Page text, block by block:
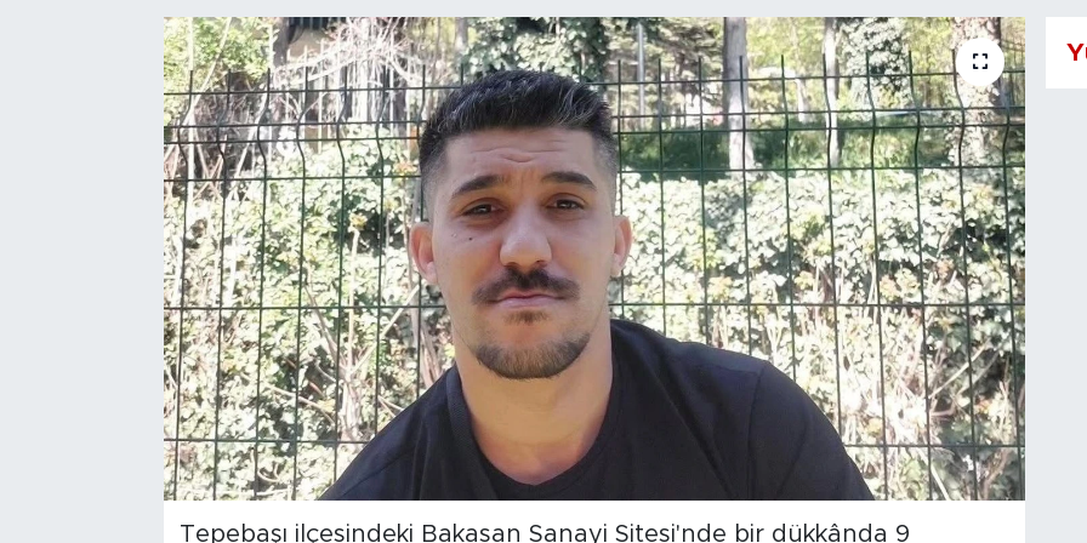
Tepebaşı ilçesindeki Bakasan Sanayi Sitesi'nde bir dükkânda 9
Teknoloji